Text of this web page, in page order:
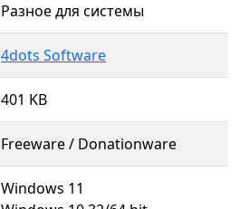
Разное для системы
4dots Software
401 KB
Freeware / Donationware
Windows 11